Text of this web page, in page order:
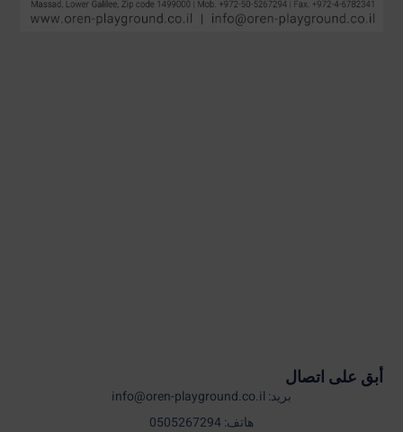
أبق على اتصال
بريد: info@oren-playground.co.il
هاتف: 0505267294